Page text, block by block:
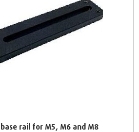
rail for M5, M6 and M8